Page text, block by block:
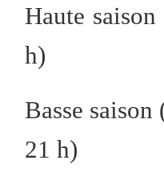
Haute
h)
Basse
21 h)